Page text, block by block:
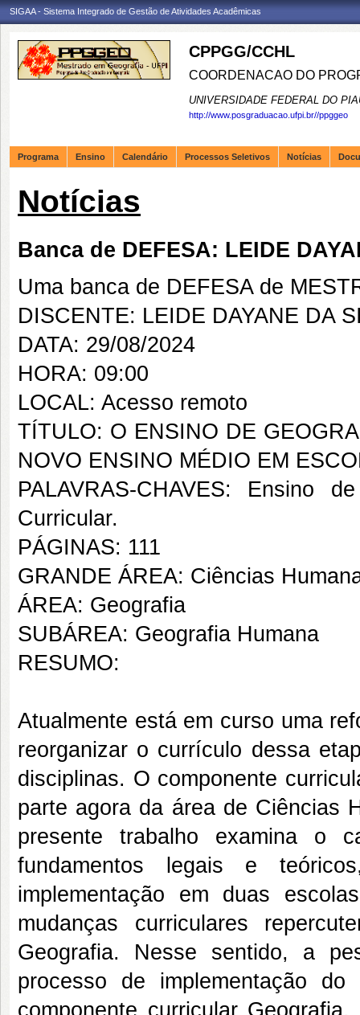
SIGAA - Sistema Integrado de Gestão de Atividades Acadêmicas
CPPGG/CCHL
COORDENACAO DO
UNIVERSIDADE FEDERAL DO
http://www.posgraduacao.ufpi.br//ppggeo
Programa Ensino Calendário Processos Seletivos Notícias
Notícias
Banca de DEFESA: LEIDE
Uma banca de DEFESA de
DISCENTE: LEIDE DAYANE DA
DATA: 29/08/2024
HORA: 09:00
LOCAL: Acesso remoto
TÍTULO: O ENSINO DE
NOVO ENSINO MÉDIO EM
PALAVRAS-CHAVES: Ensino
Curricular.
PÁGINAS: 111
GRANDE ÁREA: Ciências
ÁREA: Geografia
SUBÁREA: Geografia Humana
RESUMO:
Atualmente está em curso uma
reorganizar o currículo dessa
disciplinas. O componente
parte agora da área de Ciências
presente trabalho examina o
fundamentos legais e
implementação em duas
mudanças curriculares
Geografia. Nesse sentido, a
processo de implementação
componente curricular